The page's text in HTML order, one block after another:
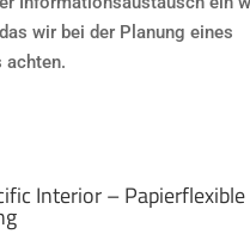
wir bei der Planung eines
achten.
Interior – Papierflexible